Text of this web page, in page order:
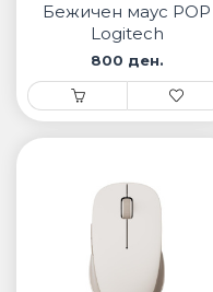
Бежичен маус POP
Logitech
800 ден.
ПАМЕТНИ ЧАСОВНИЦИ
• Apple watch
• Galaxy watch
• Xiaomi
PLAYSTATION